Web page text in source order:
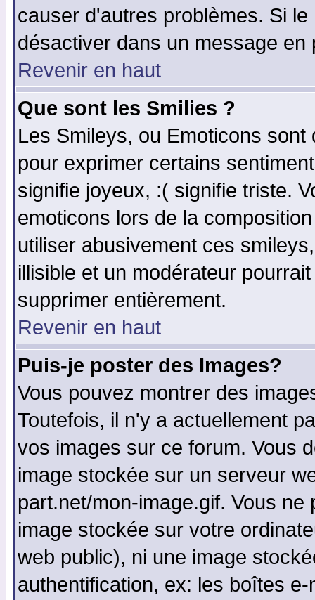
causer d'autres problèmes. Si
désactiver dans un message
Revenir en haut
Que sont les Smilies ?
Les Smileys, ou Emoticons
pour exprimer certains
signifie joyeux, :( signifie triste.
emoticons lors de la
utiliser abusivement ces
illisible et un modérateur
supprimer entièrement.
Revenir en haut
Puis-je poster des Images?
Vous pouvez montrer des
Toutefois, il n'y a actuellement
vos images sur ce forum. Vous
image stockée sur un serveur
part.net/mon-image.gif. Vous
image stockée sur votre
web public), ni une image
authentification, ex: les boîtes